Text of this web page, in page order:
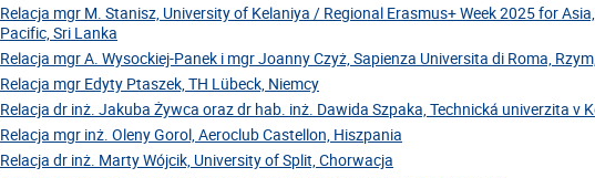
Relacja mgr M. Stanisz, University of Kelaniya / Regional Erasmus+ Week 2025 for
Pacific, Sri Lanka
Relacja mgr A. Wysockiej-Panek i mgr Joanny Czyż, Sapienza Universita di Roma,
Relacja mgr Edyty Ptaszek, TH Lübeck, Niemcy
Relacja dr inż. Jakuba Żywca oraz dr hab. inż. Dawida Szpaka, Technická univerzita v
Relacja mgr inż. Oleny Gorol, Aeroclub Castellon, Hiszpania
Relacja dr inż. Marty Wójcik, University of Split, Chorwacja